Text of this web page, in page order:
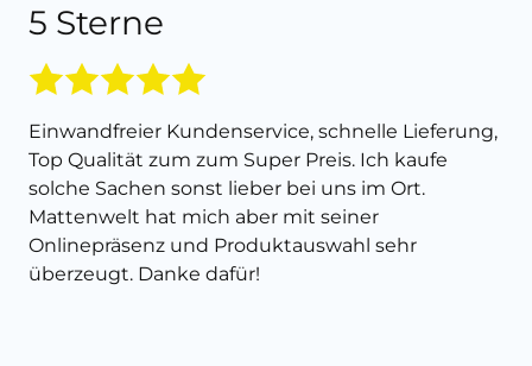
5 Sterne
Einwandfreier Kundenservice, schnelle Lieferung,
Top Qualität zum zum Super Preis. Ich kaufe
solche Sachen sonst lieber bei uns im Ort.
Mattenwelt hat mich aber mit seiner
Onlinepräsenz und Produktauswahl sehr
überzeugt. Danke dafür!